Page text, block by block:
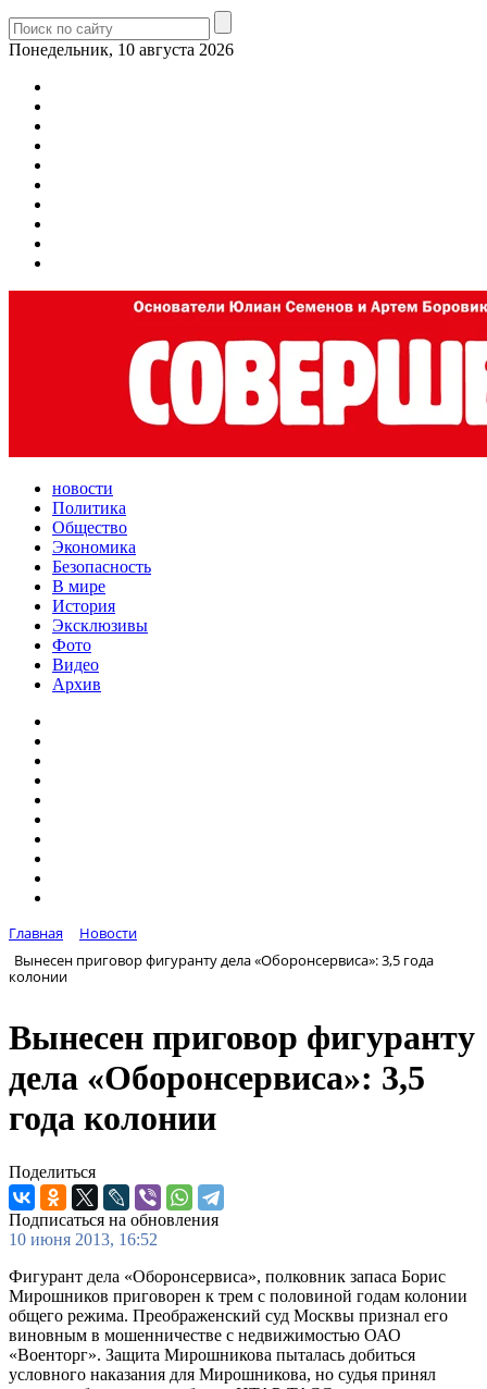
Понедельник, 10 августа 2026
новости
Политика
Общество
Экономика
Безопасность
В мире
История
Эксклюзивы
Фото
Видео
Архив
Главная
Новости
Вынесен приговор фигуранту дела «Оборонсервиса»: 3,5 года
колонии
Вынесен приговор фигуранту
дела «Оборонсервиса»: 3,5
года колонии
Поделиться
Подписаться на обновления
10 июня 2013, 16:52
Фигурант дела «Оборонсервиса», полковник запаса Борис
Мирошников приговорен к трем с половиной годам колонии
общего режима. Преображенский суд Москвы признал его
виновным в мошенничестве с недвижимостью ОАО
«Военторг». Защита Мирошникова пыталась добиться
условного наказания для Мирошникова, но судья принял